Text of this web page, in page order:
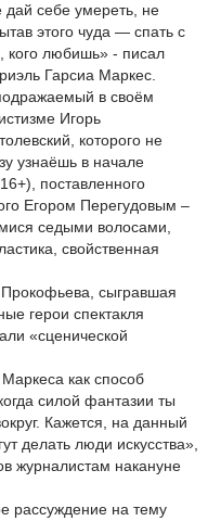
дай себе умереть, не
этого чуда — спать с
кого любишь» - писал
Гарсиа Маркес.
в своём
Игорь
которого не
узнаёшь в начале
поставленного
Егором Перегудовым –
седыми волосами,
свойственная
сыгравшая
герои спектакля
«сценической
как способ
силой фантазии ты
Кажется, на данный
делать люди искусства»,
журналистам накануне
рассуждение на тему